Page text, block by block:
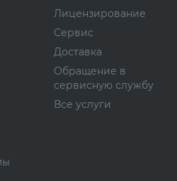
Лицензирование
Сервис
Доставка
Обращение в
сервисную службу
Все услуги